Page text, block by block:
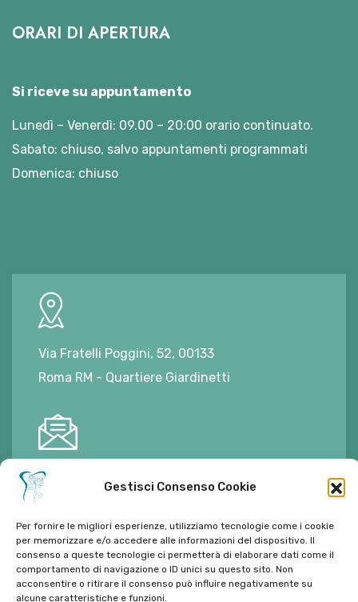
Gestisci Consenso Cookie
Per fornire le migliori esperienze, utilizziamo tecnologie come i cookie
per memorizzare e/o accedere alle informazioni del dispositivo. Il
consenso a queste tecnologie ci permetterà di elaborare dati come il
comportamento di navigazione o ID unici su questo sito. Non
acconsentire o ritirare il consenso può influire negativamente su
alcune caratteristiche e funzioni.
ORARI DI APERTURA
Si riceve su appuntamento
Lunedì – Venerdì: 09.00 – 20:00 orario continuato.
Sabato: chiuso, salvo appuntamenti programmati
Domenica: chiuso
Via Fratelli Poggini, 52, 00133
Roma RM - Quartiere Giardinetti
E-mail:
Tel:06 272342
Tel:393 9810086